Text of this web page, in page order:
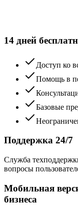
14 дней
Доступ ко
Помощь в
Базовые
Поддержка 24/7
Служба
вопросы
Мобильная
бизнеса